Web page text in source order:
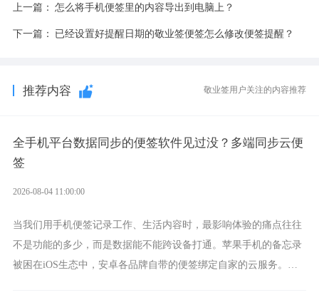
上一篇： 怎么将手机便签里的内容导出到电脑上？
下一篇： 已经设置好提醒日期的敬业签便签怎么修改便签提醒？
推荐内容 敬业签用户关注的内容推荐
全手机平台数据同步的便签软件见过没？多端同步云便
签
2026-08-04 11:00:00
当我们用手机便签记录工作、生活内容时，最影响体验的痛点往往
不是功能的多少，而是数据能不能跨设备打通。苹果手机的备忘录
被困在iOS生态中，安卓各品牌自带的便签绑定自家的云服务。而